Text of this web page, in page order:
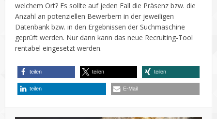
welchem Ort? Es sollte auf jeden Fall die Präsenz bzw. die
Anzahl an potenziellen Bewerbern in der jeweiligen
Datenbank bzw. in den Ergebnissen der Suchmaschine
geprüft werden. Nur dann kann das neue Recruiting-Tool
rentabel eingesetzt werden.
teilen teilen teilen
teilen E-Mail